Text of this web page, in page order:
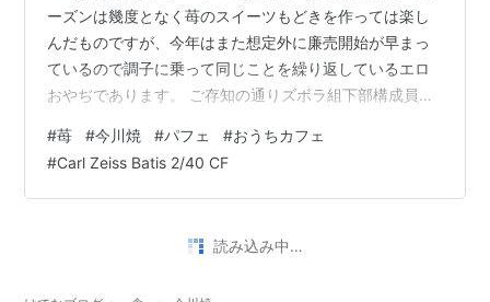
ーズンは幾度となく苺のスイーツもどきを作っては楽し
んだものですが、今年はまた想定外に廉売開始が早まっ
ているので調子に乗って同じことを繰り返しているエロ
おやぢであります。 ご存知の通りズボラ組下部構成員で
のスポンジやパンケーキなどと共に、これまた出来合い
のホイップクリーム、そして一般市販のアイスといった
容易に入手できるものを組み合わせてはマネゴトに走っ
は大好きな「章姫」ではなく伊豆産の「紅ほっぺ」で
#苺 #今川焼 #パフェ #おうちカフェ
#Carl Zeiss Batis 2/40 CF
読み込み中…